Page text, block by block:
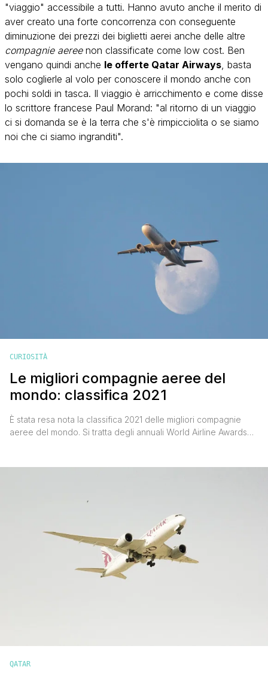
"viaggio" accessibile a tutti. Hanno avuto anche il merito di
aver creato una forte concorrenza con conseguente
diminuzione dei prezzi dei biglietti aerei anche delle altre
compagnie aereenon classificate come low cost. Ben
vengano quindi anche le offerte Qatar Airways , basta
solo coglierle al volo per conoscere il mondo anche con
pochi soldi in tasca. Il viaggio è arricchimento e come disse
lo scrittore francese Paul Morand: "al ritorno di un viaggio
ci si domanda se è la terra che s'è rimpicciolita o se siamo
noi che ci siamo ingranditi".
CURIOSITÀ
Le migliori compagnie aeree del
mondo: classifica 2021
È stata resa nota la classifica 2021 delle migliori compagnie
aeree del mondo. Si tratta degli annuali World Airline Awards
riferimento per tutto il settore del trasporto aereo. I premi sono
QATAR